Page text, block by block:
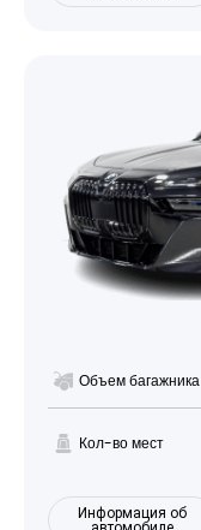
Объем багажника
Кол-во мест
Информация об